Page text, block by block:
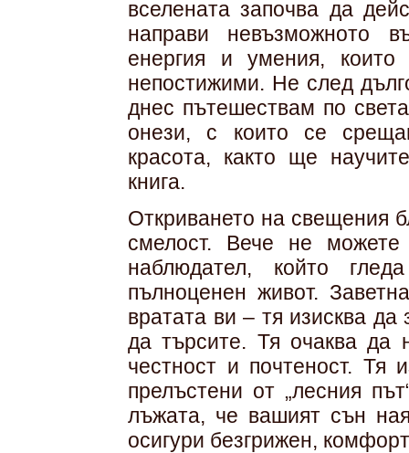
вселената започва да
направи невъзможното
енергия и умения,
непостижими. Не след
днес пътешествам по
онези, с които се
красота, както ще
книга.
Откриването на свещения
смелост. Вече не
наблюдател, който
пълноценен живот.
вратата ви – тя изисква да
да търсите. Тя очаква да
честност и почтеност. Тя
прелъстени от „лесния
лъжата, че вашият сън
осигури безгрижен,